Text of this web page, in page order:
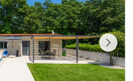
Guardate l'intera
galleria sulla